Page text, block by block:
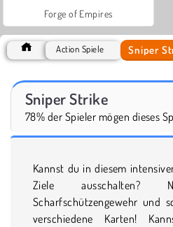
Forge of Empires
Action Spiele Sniper
Sniper Strike
78% der Spieler mögen dieses
Kannst du in diesem
Ziele
Scharfschützengewehr und
verschiedene Karten!